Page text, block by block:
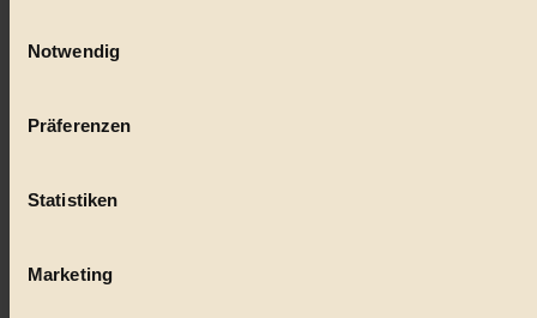
Wenn Sie es erlauben, würden wir auch gerne:
Ihr Gerät durch aktives Scannen nach bestimmten
Erfahren Sie mehr darüber, wie Ihre persönlichen Daten
Notwendig
Präferenzen
Statistiken
Marketing
nachhaltig